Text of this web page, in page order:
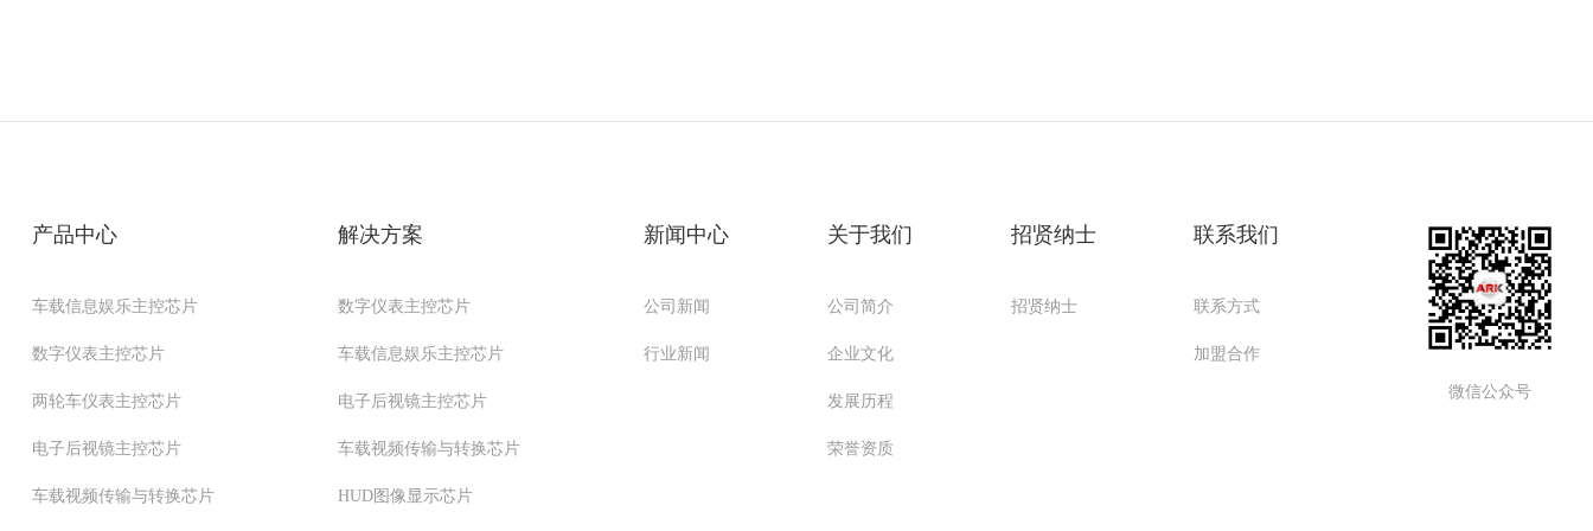
产品中心
车载信息娱乐主控芯片
数字仪表主控芯片
两轮车仪表主控芯片
电子后视镜主控芯片
车载视频传输与转换芯片
解决方案
数字仪表主控芯片
车载信息娱乐主控芯片
电子后视镜主控芯片
车载视频传输与转换芯片
HUD图像显示芯片
新闻中心
公司新闻
行业新闻
关于我们
公司简介
企业文化
发展历程
荣誉资质
招贤纳士
招贤纳士
联系我们
联系方式
加盟合作
微信公众号